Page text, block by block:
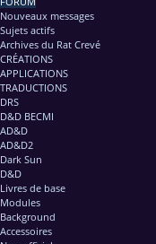
Nouveaux messages
Sujets actifs
Archives du Rat Crevé
CRÉATIONS
APPLICATIONS
TRADUCTIONS
DRS
D&D BECMI
AD&D
AD&D2
Dark Sun
D&D
Livres de base
Modules
Background
Accessoires